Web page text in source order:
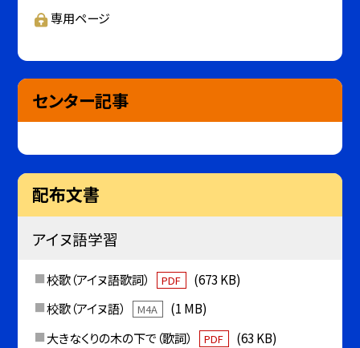
専用ページ
センター記事
配布文書
アイヌ語学習
校歌（アイヌ語歌詞） PDF
(673 KB)
校歌（アイヌ語）
M4A
(1 MB)
大きなくりの木の下で（歌詞）
PDF
(63 KB)